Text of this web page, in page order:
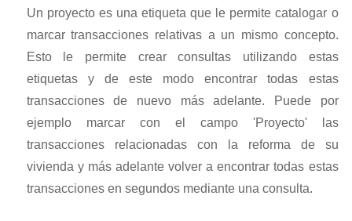
Un proyecto es una etiqueta que le permite catalogar o
marcar transacciones relativas a un mismo concepto.
Esto le permite crear consultas utilizando estas
etiquetas y de este modo encontrar todas estas
transacciones de nuevo más adelante. Puede por
ejemplo marcar con el campo 'Proyecto' las
transacciones relacionadas con la reforma de su
vivienda y más adelante volver a encontrar todas estas
transacciones en segundos mediante una consulta.